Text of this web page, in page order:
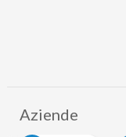
Aziende